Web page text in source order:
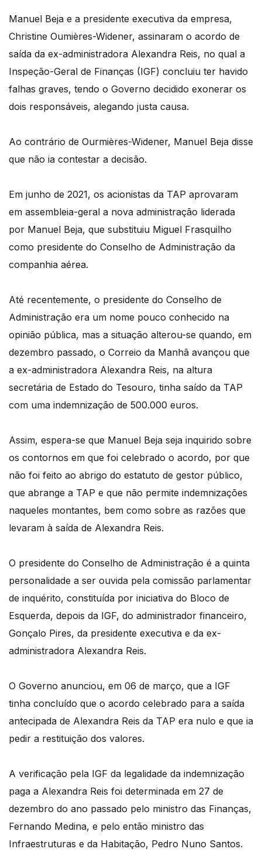
Manuel Beja e a presidente executiva da empresa,
Christine Oumières-Widener, assinaram o acordo de
saída da ex-administradora Alexandra Reis, no qual a
Inspeção-Geral de Finanças (IGF) concluiu ter havido
falhas graves, tendo o Governo decidido exonerar os
dois responsáveis, alegando justa causa.
Ao contrário de Ourmières-Widener, Manuel Beja disse
que não ia contestar a decisão.
Em junho de 2021, os acionistas da TAP aprovaram
em assembleia-geral a nova administração liderada
por Manuel Beja, que substituiu Miguel Frasquilho
como presidente do Conselho de Administração da
companhia aérea.
Até recentemente, o presidente do Conselho de
Administração era um nome pouco conhecido na
opinião pública, mas a situação alterou-se quando, em
dezembro passado, o Correio da Manhã avançou que
a ex-administradora Alexandra Reis, na altura
secretária de Estado do Tesouro, tinha saído da TAP
com uma indemnização de 500.000 euros.
Assim, espera-se que Manuel Beja seja inquirido sobre
os contornos em que foi celebrado o acordo, por que
não foi feito ao abrigo do estatuto de gestor público,
que abrange a TAP e que não permite indemnizações
naqueles montantes, bem como sobre as razões que
levaram à saída de Alexandra Reis.
O presidente do Conselho de Administração é a quinta
personalidade a ser ouvida pela comissão parlamentar
de inquérito, constituída por iniciativa do Bloco de
Esquerda, depois da IGF, do administrador financeiro,
Gonçalo Pires, da presidente executiva e da ex-
administradora Alexandra Reis.
O Governo anunciou, em 06 de março, que a IGF
tinha concluído que o acordo celebrado para a saída
antecipada de Alexandra Reis da TAP era nulo e que ia
pedir a restituição dos valores.
A verificação pela IGF da legalidade da indemnização
paga a Alexandra Reis foi determinada em 27 de
dezembro do ano passado pelo ministro das Finanças,
Fernando Medina, e pelo então ministro das
Infraestruturas e da Habitação, Pedro Nuno Santos.